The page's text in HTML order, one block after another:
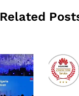
Related